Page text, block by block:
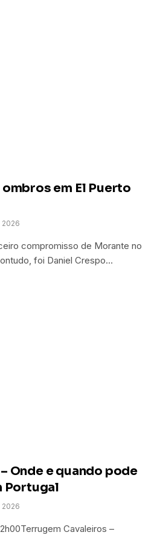
em El Puerto
compromisso de Morante no
foi Daniel Crespo…
Onde e quando pode
Portugal
Cavaleiros –